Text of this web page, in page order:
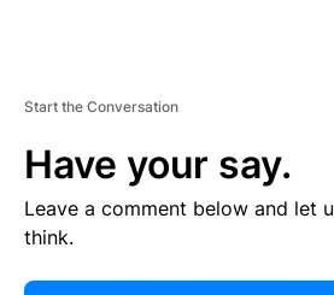
Start the Conversation
Have your say.
Leave a comment below and let
think.